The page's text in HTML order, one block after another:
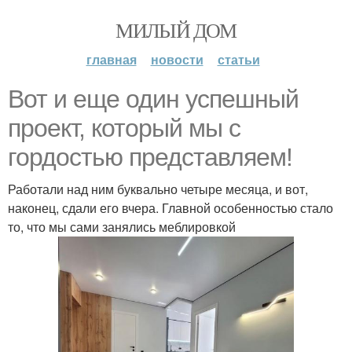
МИЛЫЙ ДОМ
главная новости статьи
Вот и еще один успешный
проект, который мы с
гордостью представляем!
Работали над ним буквально четыре месяца, и вот,
наконец, сдали его вчера. Главной особенностью стало
то, что мы сами занялись меблировкой